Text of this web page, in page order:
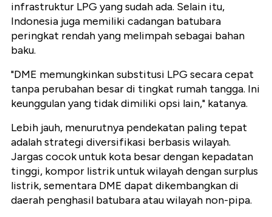
infrastruktur LPG yang sudah ada. Selain itu,
Indonesia juga memiliki cadangan batubara
peringkat rendah yang melimpah sebagai bahan
baku.
"DME memungkinkan substitusi LPG secara cepat
tanpa perubahan besar di tingkat rumah tangga. Ini
keunggulan yang tidak dimiliki opsi lain," katanya.
Lebih jauh, menurutnya pendekatan paling tepat
adalah strategi diversifikasi berbasis wilayah.
Jargas cocok untuk kota besar dengan kepadatan
tinggi, kompor listrik untuk wilayah dengan surplus
listrik, sementara DME dapat dikembangkan di
daerah penghasil batubara atau wilayah non-pipa.